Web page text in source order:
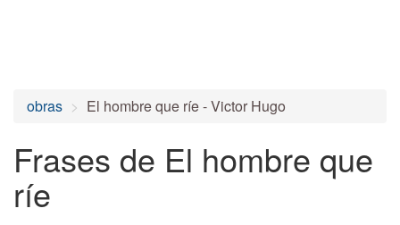
obras El hombre que ríe - Victor Hugo
Frases de El hombre que
ríe